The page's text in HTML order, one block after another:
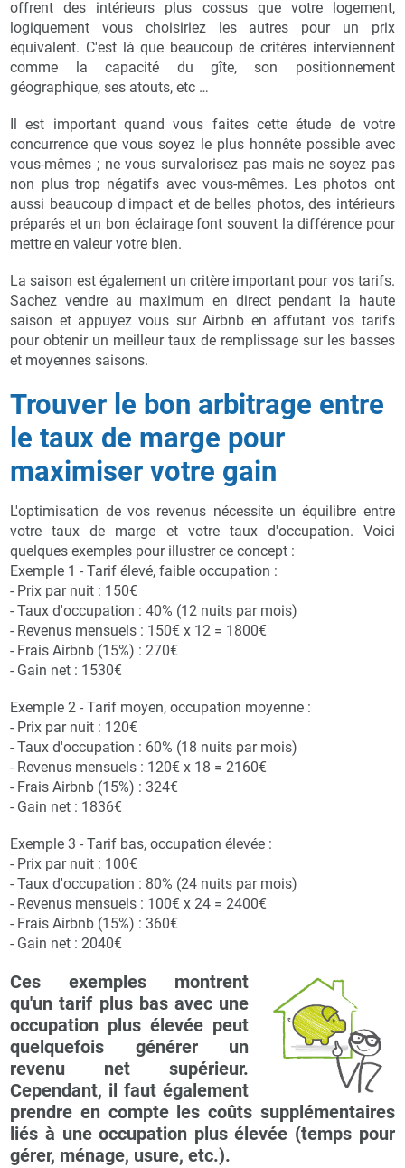
offrent des intérieurs plus cossus que votre logement,
logiquement vous choisiriez les autres pour un prix
équivalent. C'est là que beaucoup de critères interviennent
comme la capacité du gîte, son positionnement
géographique, ses atouts, etc …
Il est important quand vous faites cette étude de votre
concurrence que vous soyez le plus honnête possible avec
vous-mêmes ; ne vous survalorisez pas mais ne soyez pas
non plus trop négatifs avec vous-mêmes. Les photos ont
aussi beaucoup d'impact et de belles photos, des intérieurs
préparés et un bon éclairage font souvent la différence pour
mettre en valeur votre bien.
La saison est également un critère important pour vos tarifs.
Sachez vendre au maximum en direct pendant la haute
saison et appuyez vous sur Airbnb en affutant vos tarifs
pour obtenir un meilleur taux de remplissage sur les basses
et moyennes saisons.
Trouver le bon arbitrage entre
le taux de marge pour
maximiser votre gain
L'optimisation de vos revenus nécessite un équilibre entre
votre taux de marge et votre taux d'occupation. Voici
quelques exemples pour illustrer ce concept :
Exemple 1 - Tarif élevé, faible occupation :
- Prix par nuit : 150€
- Taux d'occupation : 40% (12 nuits par mois)
- Revenus mensuels : 150€ x 12 = 1800€
- Frais Airbnb (15%) : 270€
- Gain net : 1530€
Exemple 2 - Tarif moyen, occupation moyenne :
- Prix par nuit : 120€
- Taux d'occupation : 60% (18 nuits par mois)
- Revenus mensuels : 120€ x 18 = 2160€
- Frais Airbnb (15%) : 324€
- Gain net : 1836€
Exemple 3 - Tarif bas, occupation élevée :
- Prix par nuit : 100€
- Taux d'occupation : 80% (24 nuits par mois)
- Revenus mensuels : 100€ x 24 = 2400€
- Frais Airbnb (15%) : 360€
- Gain net : 2040€
Ces exemples montrent
qu'un tarif plus bas avec une
occupation plus élevée peut
quelquefois générer un
revenu net supérieur.
Cependant, il faut également
prendre en compte les coûts supplémentaires
liés à une occupation plus élevée (temps pour
gérer, ménage, usure, etc.).